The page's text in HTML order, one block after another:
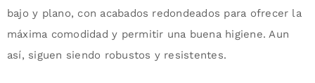
bajo y plano, con acabados redondeados para ofrecer la
máxima comodidad y permitir una buena higiene. Aun
así, siguen siendo robustos y resistentes.